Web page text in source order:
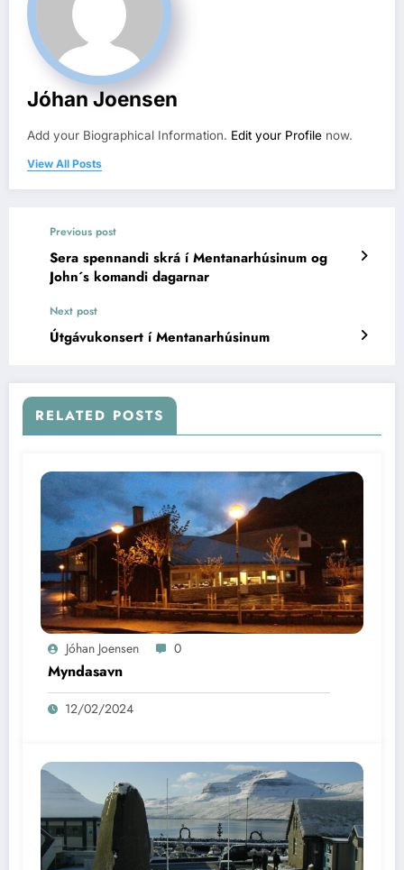
Jóhan Joensen
Add your Biographical Information. Edit your Profile now.
View All Posts
Previous post
Sera spennandi skrá í Mentanarhúsinum og
John´s komandi dagarnar
Next post
Útgávukonsert í Mentanarhúsinum
RELATED POSTS
Jóhan Joensen 0
Myndasavn
12/02/2024